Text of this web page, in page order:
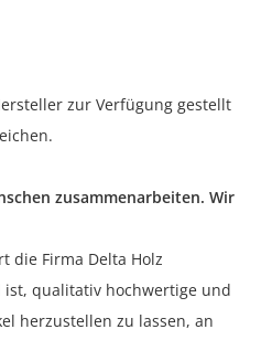
zur Verfügung gestellt
zusammenarbeiten. Wir
die Firma Delta Holz
ist, qualitativ hochwertige und
herzustellen zu lassen, an